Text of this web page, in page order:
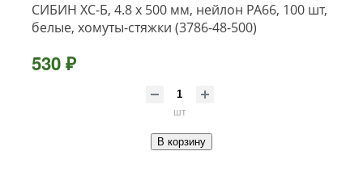
СИБИН ХС-Б, 4.8 x 500 мм, нейлон РА66, 100 шт,
белые, хомуты-стяжки (3786-48-500)
530 ₽
шт
В корзину